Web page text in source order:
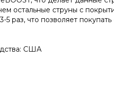
остальные струны с
5 раз, что позволяет
США